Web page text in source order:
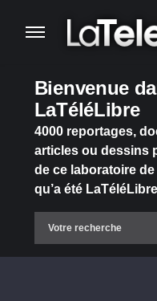
Bienvenue
LaTéléLibre
4000 reportages,
articles ou dessins
de ce laboratoire
qu’a été